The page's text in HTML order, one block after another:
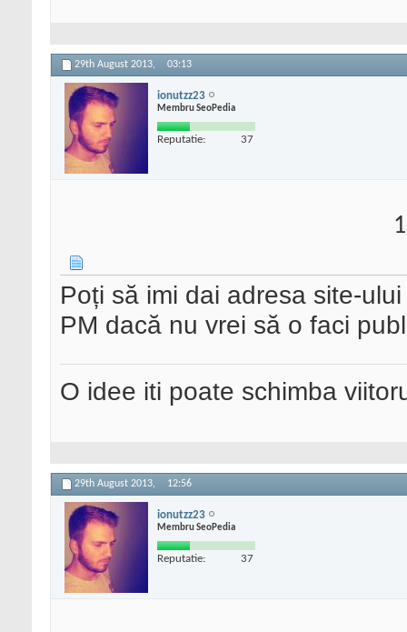
29th August 2013, 03:13
ionutzz23
Membru SeoPedia
Reputatie: 37
Poți să imi dai adresa site-
PM dacă nu vrei să o faci
O idee iti poate schimba
29th August 2013, 12:56
ionutzz23
Membru SeoPedia
Reputatie: 37